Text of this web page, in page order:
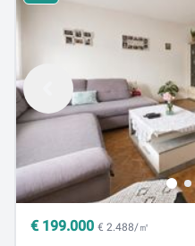
€ 199.000 € 2.488/㎡